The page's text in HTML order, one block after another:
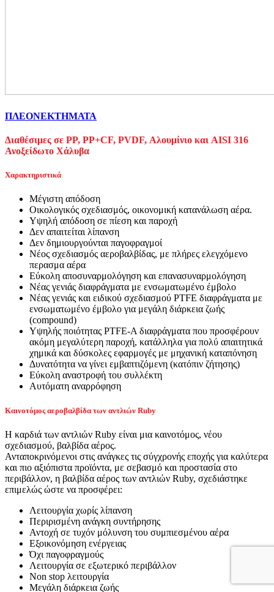
ΠΛΕΟΝΕΚΤΗΜΑΤΑ
Διαθέσιμες σε PP, PP+CF, PVDF, Αλουμίνιο και AISI 316
Ανοξείδωτο Χάλυβα
Χαρακτηριστικά
Μέγιστη απόδοση
Οικολογικός σχεδιασμός, οικονομική κατανάλωση αέρα.
Υψηλή απόδοση σε πίεση και παροχή
Δεν απαιτείται λίπανση
Δεν δημιουργούνται παγοφραγμοί
Νέος σχεδιασμός αεροβαλβίδας, με πλήρες ελεγχόμενο
περασμα αέρα
Εύκολη αποσυναρμολόγηση και επανασυναρμολόγηση
Νέας γενιάς διαφράγματα με ενσωματωμένο έμβολο
Νέας γενιάς και ειδικού σχεδιασμού PTFE διαφράγματα με
ενσωματωμένο έμβολο για μεγάλη διάρκεια ζωής
(compound)
Υψηλής ποιότητας PTFE-A διαφράγματα που προσφέρουν
ακόμη μεγαλύτερη παροχή, κατάλληλα για πολύ απαιτητικά
χημικά και δύσκολες εφαρμογές με μηχανική καταπόνηση
Δυνατότητα να γίνει εμβαπτιζόμενη (κατόπιν ζήτησης)
Εύκολη αναστροφή του συλλέκτη
Αυτόματη αναρρόφηση
Kαινοτόμος αεροβαλβίδα των αντλιών Ruby
Η καρδιά των αντλιών Ruby είναι μια καινοτόμος, νέου
σχεδιασμού, βαλβίδα αέρος.
Ανταποκρινόμενοι στις ανάγκες τις σύγχρονής εποχής για καλύτερα
και πιο αξιόπιστα προϊόντα, με σεβασμό και προστασία στο
περιβάλλον, η βαλβίδα αέρος των αντλιών Ruby, σχεδιάστηκε
επιμελώς ώστε να προσφέρει:
Λειτουργία χωρίς λίπανση
Περιρισμένη ανάγκη συντήρησης
Αντοχή σε τυχόν μόλυνση του συμπιεσμένου αέρα
Εξοικονόμηση ενέργειας
Όχι παγοφραγμούς
Λειτουργία σε εξωτερικό περιβάλλον
Non stop λειτουργία
Μεγάλη διάρκεια ζωής